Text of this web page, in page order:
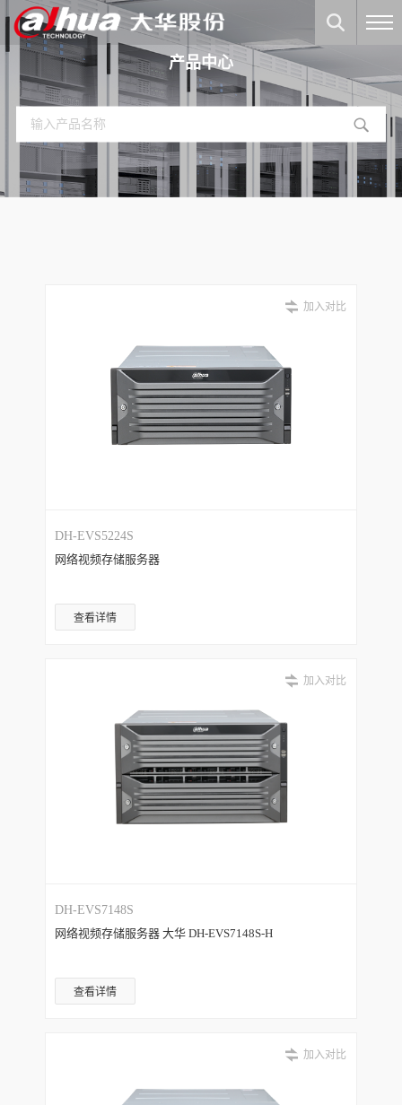
产品中心
加入对比
DH-EVS5224S
网络视频存储服务器
查看详情
加入对比
DH-EVS7148S
网络视频存储服务器 大华 DH-EVS7148S-H
查看详情
加入对比